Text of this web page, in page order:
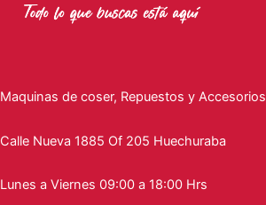
Maquinas de coser, Repuestos y Accesorios
Calle Nueva 1885 Of 205 Huechuraba
Lunes a Viernes 09:00 a 18:00 Hrs